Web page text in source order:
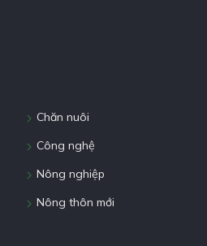
Chăn nuôi
Công nghệ
Nông nghiệp
Nông thôn mới